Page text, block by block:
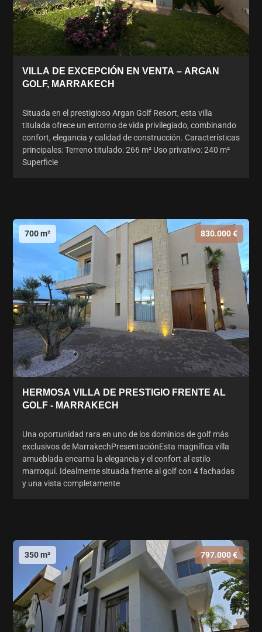
VILLA DE EXCEPCIÓN EN VENTA – ARGAN
GOLF, MARRAKECH
Situada en el prestigioso Argan Golf Resort, esta villa
titulada ofrece un entorno de vida privilegiado, combinando
confort, elegancia y calidad de construcción. Características
principales: Terreno titulado: 266 m² Uso privativo: 240 m²
Superficie
700 m² 830.000 €
HERMOSA VILLA DE PRESTIGIO FRENTE AL
GOLF - MARRAKECH
Una oportunidad rara en uno de los dominios de golf más
exclusivos de MarrakechPresentaciónEsta magnífica villa
amueblada encarna la elegancia y el confort al estilo
marroquí. Idealmente situada frente al golf con 4 fachadas
y una vista completamente
350 m² 797.000 €